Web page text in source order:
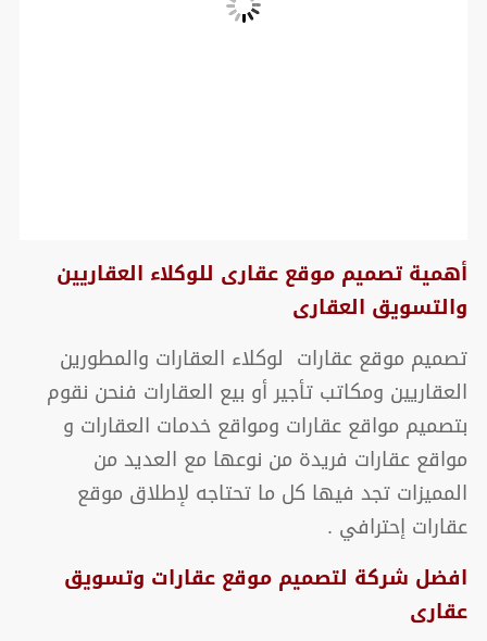
أهمية تصميم موقع عقارى للوكلاء العقاريين
والتسويق العقارى
تصميم موقع عقارات لوكلاء العقارات والمطورين
العقاريين ومكاتب تأجير أو بيع العقارات فنحن نقوم
بتصميم مواقع عقارات ومواقع خدمات العقارات و
مواقع عقارات فريدة من نوعها مع العديد من
المميزات تجد فيها كل ما تحتاجه لإطلاق موقع
عقارات إحترافي .
افضل شركة لتصميم موقع عقارات وتسويق
عقارى